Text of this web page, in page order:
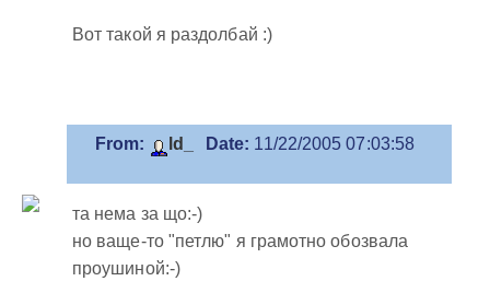
Вот такой я раздолбай :)
From: ld_ Date: 11/22/2005 07:03:58
та нема за що:-)
но ваще-то "петлю" я грамотно обозвала
проушиной:-)